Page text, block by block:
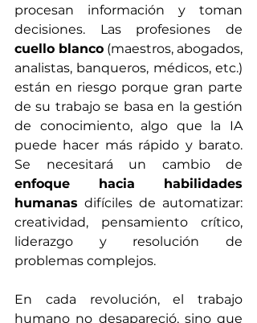
procesan información y toman
cuello blanco (maestros, abogados,
analistas, banqueros, médicos, etc.)
están en riesgo porque gran parte
de su trabajo se basa en la gestión
de conocimiento, algo que la IA
puede hacer más rápido y barato.
enfoque hacia habilidades
humanas difíciles de automatizar:
creatividad, pensamiento crítico,
liderazgo y resolución de
problemas complejos.
En cada revolución, el trabajo